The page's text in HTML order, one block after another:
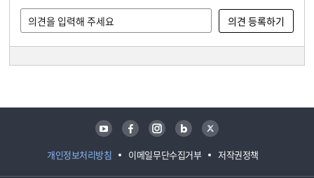
개인정보처리방침 이메일무단수집거부 저작권정책
유튜브 페이스북 인스타그램 블로그 트위터